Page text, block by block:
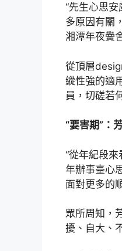
“先生心思
多原因有關
湘潭年夜黌
從頂層
縱性強的適
員，切磋若
“要害期”：
“從年紀段
年辦事臺心
面對更多的
眾所周知，
擾、自大、